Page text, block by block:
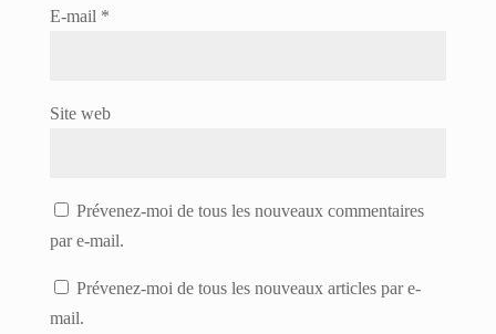
E-mail *
Site web
Prévenez-moi de tous les nouveaux commentaires
par e-mail.
Prévenez-moi de tous les nouveaux articles par e-
mail.